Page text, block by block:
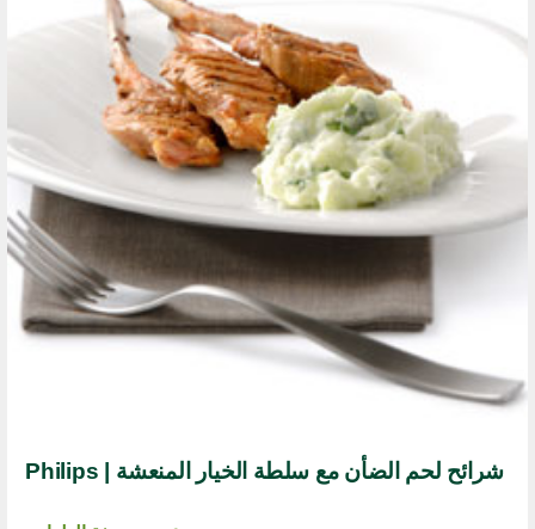
شرائح لحم الضأن مع سلطة الخيار المنعشة | Philips